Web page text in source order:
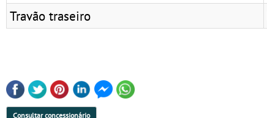
Travão traseiro
Consultar concessionário